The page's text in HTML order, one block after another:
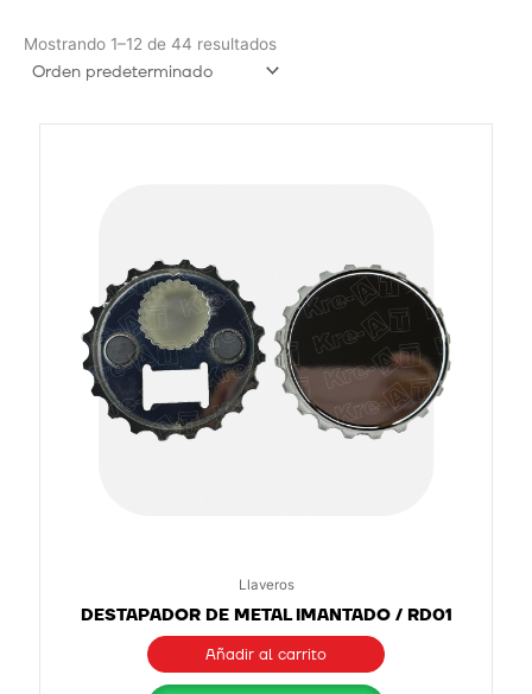
Mostrando 1–12 de 44 resultados
Llaveros
DESTAPADOR DE METAL IMANTADO / RD01
Añadir al carrito